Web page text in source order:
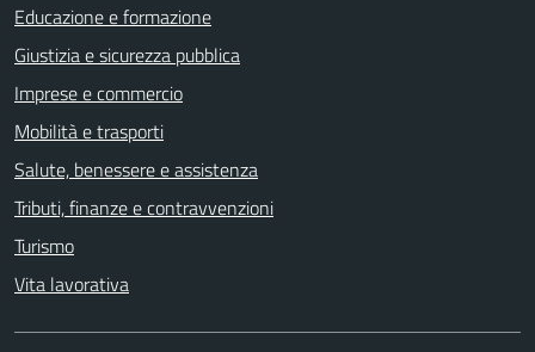
Educazione e formazione
Giustizia e sicurezza pubblica
Imprese e commercio
Mobilità e trasporti
Salute, benessere e assistenza
Tributi, finanze e contravvenzioni
Turismo
Vita lavorativa